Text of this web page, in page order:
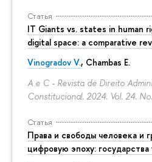
Статья
IT Giants vs. states in human
digital space: a comparative
Vinogradov V., Chambas E.
A e C - Revista de Direito
Constitucional. 2024. Vol. 24.
Статья
Права и свободы человека и
цифровую эпоху: